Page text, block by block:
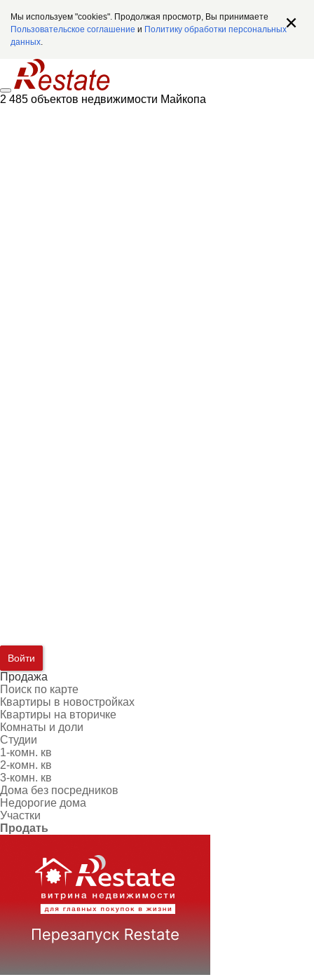
Мы используем "cookies". Продолжая просмотр, Вы принимаете
Пользовательское соглашение и Политику обработки персональных
данных.
2 485 объектов недвижимости Майкопа
Войти
Продажа
Поиск по карте
Квартиры в новостройках
Квартиры на вторичке
Комнаты и доли
Студии
1-комн. кв
2-комн. кв
3-комн. кв
Дома без посредников
Недорогие дома
Участки
Продать